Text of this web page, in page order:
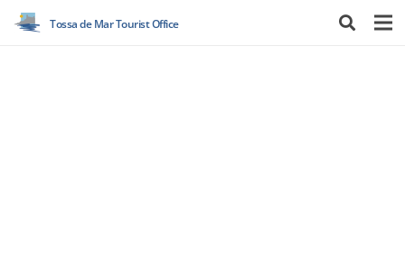
Tossa de Mar Tourist Office